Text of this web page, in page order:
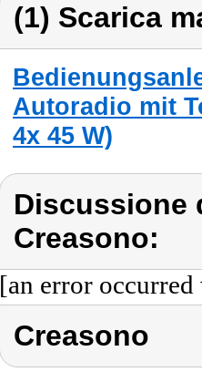
(1) Scarica
Autoradio mit
4x 45 W)
Discussione
Creasono:
[an error
Creasono